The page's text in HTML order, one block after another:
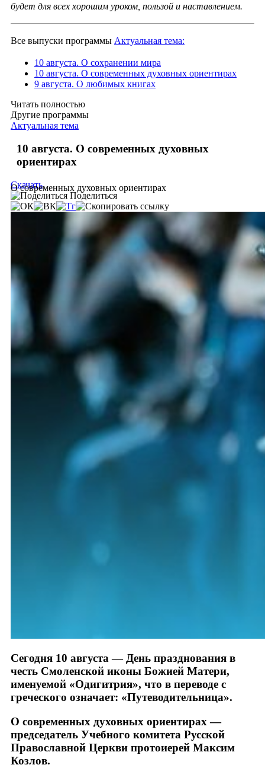
будет для всех хорошим уроком, пользой и наставлением.
Все выпуски программы Актуальная тема:
10 августа. О сохранении мира
10 августа. О современных духовных ориентирах
9 августа. О любимых книгах
Читать полностью
Другие программы
Актуальная тема
10 августа. О современных духовных
ориентирах
О современных духовных ориентирах
Скачать
Поделиться
Сегодня 10 августа — День празднования в
честь Смоленской иконы Божией Матери,
именуемой «Одигитрия», что в переводе с
греческого означает: «Путеводительница».
О современных духовных ориентирах —
председатель Учебного комитета Русской
Православной Церкви протоиерей Максим
Козлов.